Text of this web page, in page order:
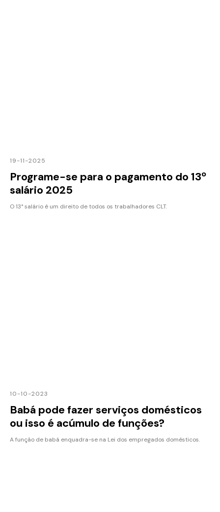
19-11-2025
Programe-se para o pagamento do 13º
salário 2025
O 13° salário é um direito de todos os trabalhadores CLT.
10-10-2023
Babá pode fazer serviços domésticos
ou isso é acúmulo de funções?
A função de babá enquadra-se na Lei dos empregados domésticos.